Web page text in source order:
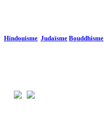
Hindouisme Judaïsme Bouddhisme